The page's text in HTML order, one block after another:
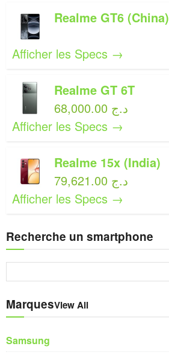
Realme GT6 (China)
Afficher les Specs →
Realme GT 6T
68,000.00 د.ج
Afficher les Specs →
Realme 15x (India)
79,621.00 د.ج
Afficher les Specs →
Recherche un smartphone
MarquesView All
Samsung